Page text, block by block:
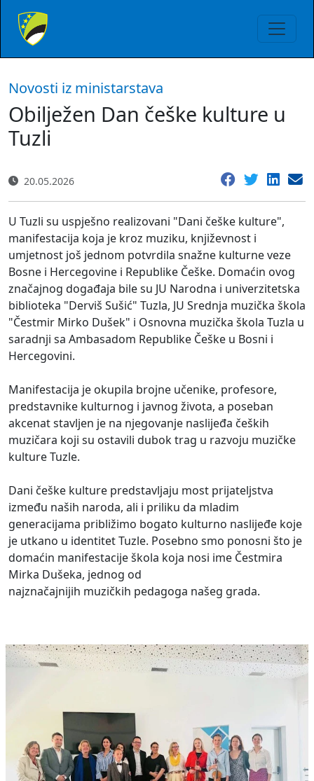
Novosti iz ministarstava
Obilježen Dan češke kulture u
Tuzli
20.05.2026
U Tuzli su uspješno realizovani "Dani češke kulture",
manifestacija koja je kroz muziku, književnost i
umjetnost još jednom potvrdila snažne kulturne veze
Bosne i Hercegovine i Republike Češke. Domaćin ovog
značajnog događaja bile su JU Narodna i univerzitetska
biblioteka "Derviš Sušić" Tuzla, JU Srednja muzička škola
"Čestmir Mirko Dušek" i Osnovna muzička škola Tuzla u
saradnji sa Ambasadom Republike Češke u Bosni i
Hercegovini.
Manifestacija je okupila brojne učenike, profesore,
predstavnike kulturnog i javnog života, a poseban
akcenat stavljen je na njegovanje naslijeđa čeških
muzičara koji su ostavili dubok trag u razvoju muzičke
kulture Tuzle.
Dani češke kulture predstavljaju most prijateljstva
između naših naroda, ali i priliku da mladim
generacijama približimo bogato kulturno naslijeđe koje
je utkano u identitet Tuzle. Posebno smo ponosni što je
domaćin manifestacije škola koja nosi ime Čestmira
Mirka Dušeka, jednog od
najznačajnijih muzičkih pedagoga našeg grada.